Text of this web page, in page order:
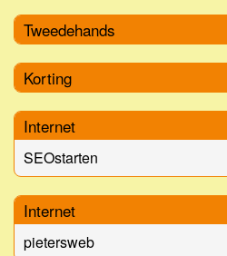
Tweedehands
Korting
Internet
SEOstarten
Internet
pietersweb